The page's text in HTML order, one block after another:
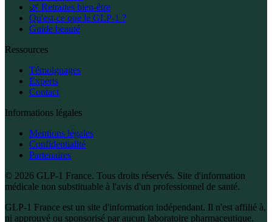
🌿 Retraites bien-être
Qu'est-ce que le GLP-1 ?
Guide beauté
Ressources
Témoignages
Experts
Contact
Informations légales
Mentions légales
Confidentialité
Partenaires
© 2026 GLP-1 France. Tous droits réservés. Site d'information
médicale non substituable à l'avis d'un professionnel de santé.
GLP-1 France est un site d'information indépendant. Il n'est affilié à,
ni approuvé ou sponsorisé par aucun laboratoire pharmaceutique.